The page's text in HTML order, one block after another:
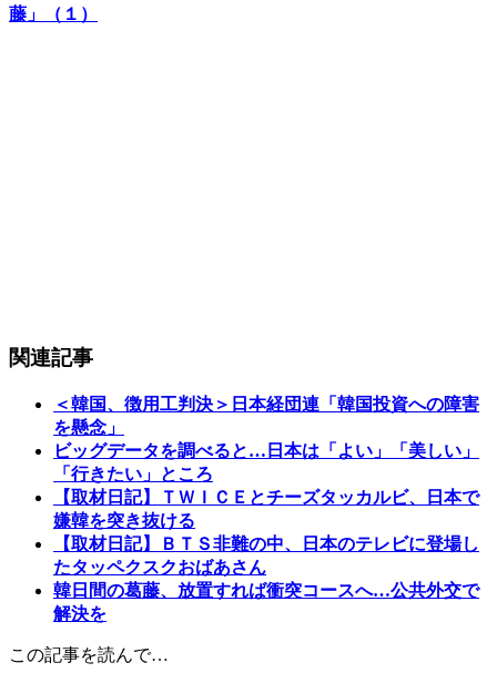
藤」（１）
関連記事
＜韓国、徴用工判決＞日本経団連「韓国投資への障害
を懸念」
ビッグデータを調べると…日本は「よい」「美しい」
「行きたい」ところ
【取材日記】ＴＷＩＣＥとチーズタッカルビ、日本で
嫌韓を突き抜ける
【取材日記】ＢＴＳ非難の中、日本のテレビに登場し
たタッペクスクおばあさん
韓日間の葛藤、放置すれば衝突コースへ…公共外交で
解決を
この記事を読んで…